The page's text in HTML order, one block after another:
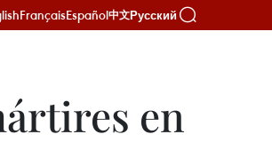
FrançaisEspañol中文Русский
en